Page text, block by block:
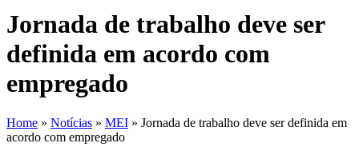
Jornada de trabalho deve ser
definida em acordo com
empregado
Home » Notícias » MEI » Jornada de trabalho deve ser definida em
acordo com empregado